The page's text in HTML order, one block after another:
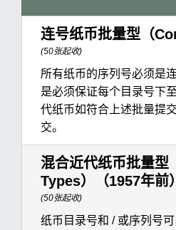
连号纸币批量型（
(50张起收)
所有纸币的序列号必须是
是必须保证每个目录号下
代纸币如符合上述批量提
交。
混合近代纸币批量
Types）（1957年前）
(50张起收)
纸币目录号和 / 或序列号